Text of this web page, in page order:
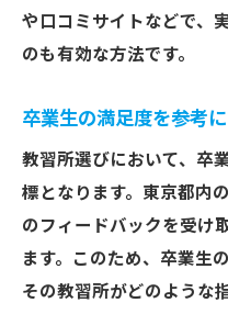
や口コミサイトなどで、
のも有効な方法です。
卒業生の満足度を参考
教習所選びにおいて、卒
標となります。東京都内
のフィードバックを受け
ます。このため、卒業生
その教習所がどのような